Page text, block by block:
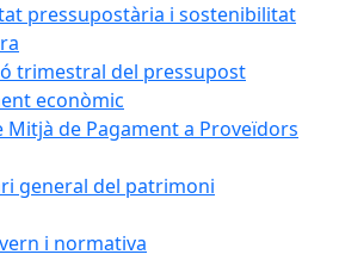
pressupostària i sostenibilitat
trimestral del pressupost
econòmic
Mitjà de Pagament a Proveïdors
general del patrimoni
i normativa